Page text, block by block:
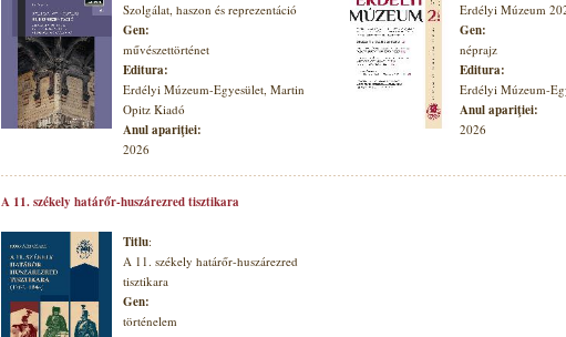
Szolgálat, haszon és reprezentáció
Gen:
művészettörténet
Editura:
Erdélyi Múzeum-Egyesület, Martin
Opitz Kiadó
Anul apariţiei:
2026
Erdélyi Múzeum
Gen:
néprajz
Editura:
Erdélyi Múzeum-
Anul apariţiei:
2026
A 11. székely határőr-huszárezred tisztikara
Titlu:
A 11. székely határőr-huszárezred
tisztikara
Gen:
történelem